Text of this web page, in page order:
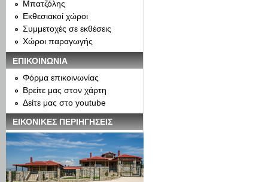
Μπατζόλης
Εκθεσιακοί χώροι
Συμμετοχές σε εκθέσεις
Χώροι παραγωγής
ΕΠΙΚΟΙΝΩΝΙΑ
Φόρμα επικοινωνίας
Βρείτε μας στον χάρτη
Δείτε μας στο youtube
ΕΙΚΟΝΙΚΕΣ ΠΕΡΙΗΓΗΣΕΙΣ